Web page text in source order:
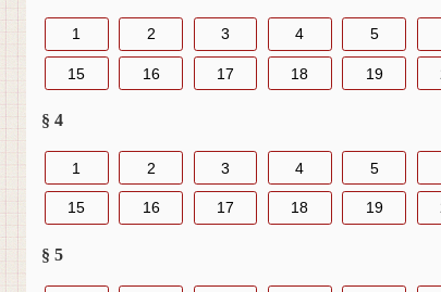
1 2 3 4 5
15 16 17 18 19
§ 4
1 2 3 4 5
15 16 17 18 19
§ 5